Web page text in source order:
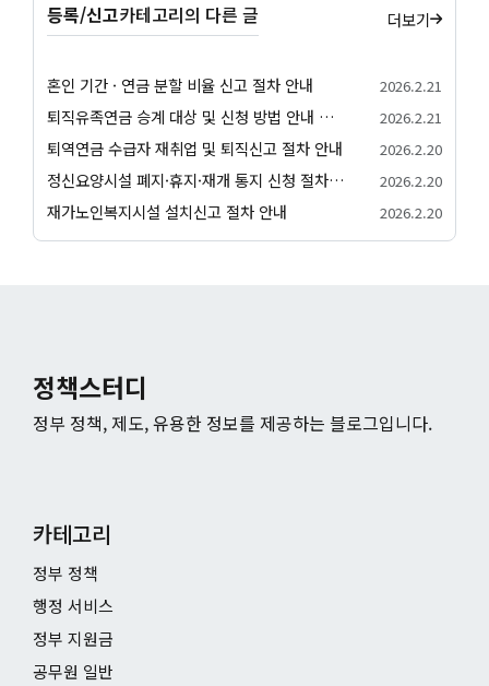
등록/신고카테고리의 다른 글 더보기
혼인 기간 · 연금 분할 비율 신고 절차 안내 2026.2.21
퇴직유족연금 승계 대상 및 신청 방법 안내 서비스 2026.2.21
퇴역연금 수급자 재취업 및 퇴직신고 절차 안내 2026.2.20
정신요양시설 폐지·휴지·재개 통지 신청 절차 안내 2026.2.20
재가노인복지시설 설치신고 절차 안내 2026.2.20
정책스터디
정부 정책, 제도, 유용한 정보를 제공하는 블로그입니다.
카테고리
정부 정책
행정 서비스
정부 지원금
공무원 일반